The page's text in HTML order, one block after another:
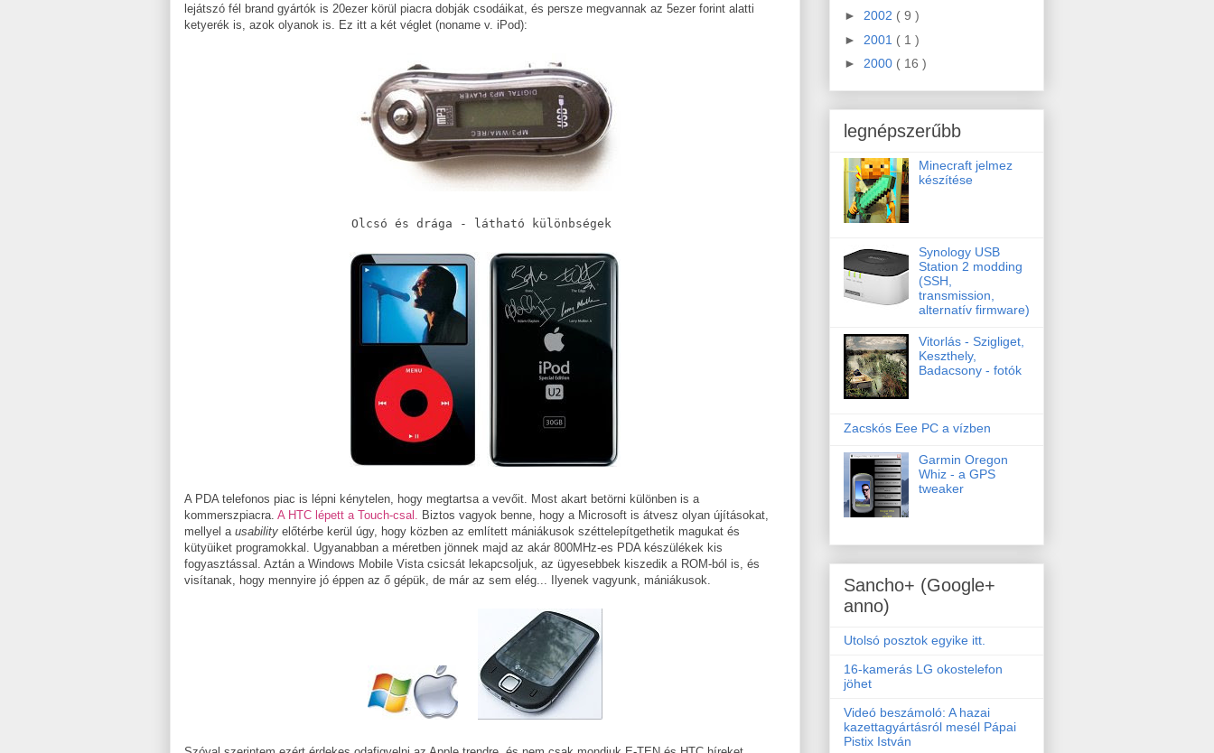
lejátszó fél brand gyártók is 20ezer körül piacra dobják csodáikat, és persze megvannak az 5ezer forint alatti
ketyerék is, azok olyanok is. Ez itt a két véglet (noname v. iPod):
Olcsó és drága - látható különbségek
A PDA telefonos piac is lépni kénytelen, hogy megtartsa a vevőit. Most akart betörni különben is a
kommerszpiacra. A HTC lépett a Touch-csal.
Biztos vagyok benne, hogy a Microsoft is átvesz olyan újításokat,
mellyel a usability előtérbe kerül úgy, hogy közben az említett mániákusok széttelepítgethetik magukat és
kütyüiket programokkal. Ugyanabban a méretben jönnek majd az akár 800MHz-es PDA készülékek kis
fogyasztással. Aztán a Windows Mobile Vista csicsát lekapcsoljuk, az ügyesebbek kiszedik a ROM-ból is, és
visítanak, hogy mennyire jó éppen az ő gépük, de már az sem elég... Ilyenek vagyunk, mániákusok.
► 2002 ( 9 )
► 2001 ( 1 )
► 2000 ( 16 )
legnépszerűbb
Minecraft jelmez
készítése
Synology USB
Station 2 modding
(SSH,
transmission,
alternatív firmware)
Vitorlás - Szigliget,
Keszthely,
Badacsony - fotók
Zacskós Eee PC a vízben
Garmin Oregon
Whiz - a GPS
tweaker
Sancho+ (Google+
anno)
Utolsó posztok egyike itt.
16-kamerás LG okostelefon
jöhet
Videó beszámoló: A hazai
kazettagyártásról mesél Pápai
Pistix István